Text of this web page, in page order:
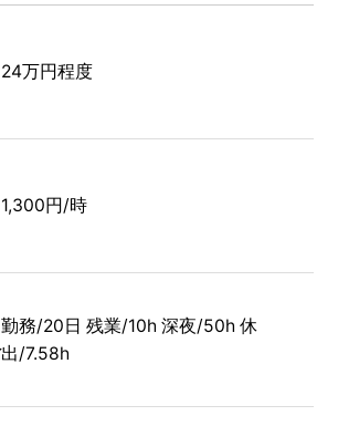
24万円程度
1,300円/時
勤務/20日 残業/10h 深夜/50h 休
出/7.58h